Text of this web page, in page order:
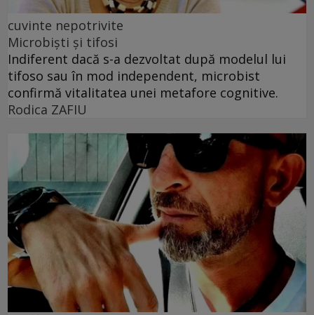
cuvinte nepotrivite
Microbiști și tifosi
Indiferent dacă s-a dezvoltat după modelul lui
tifoso sau în mod independent, microbist
confirmă vitalitatea unei metafore cognitive.
Rodica ZAFIU